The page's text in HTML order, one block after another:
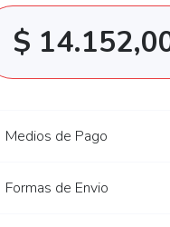
$
Medios de Pago
Formas de Envio